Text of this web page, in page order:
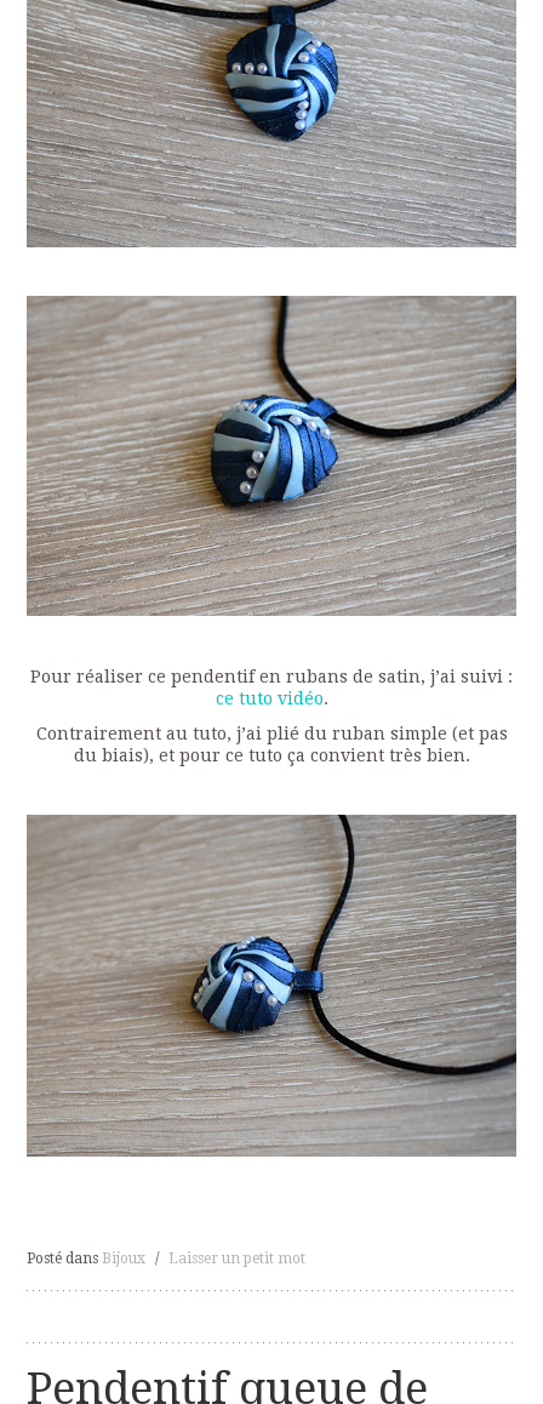
Pour réaliser ce pendentif en rubans de satin, j’ai suivi :
ce tuto vidéo.
Contrairement au tuto, j’ai plié du ruban simple (et pas
du biais), et pour ce tuto ça convient très bien.
Posté dans Bijoux / Laisser un petit mot
Pendentif queue de